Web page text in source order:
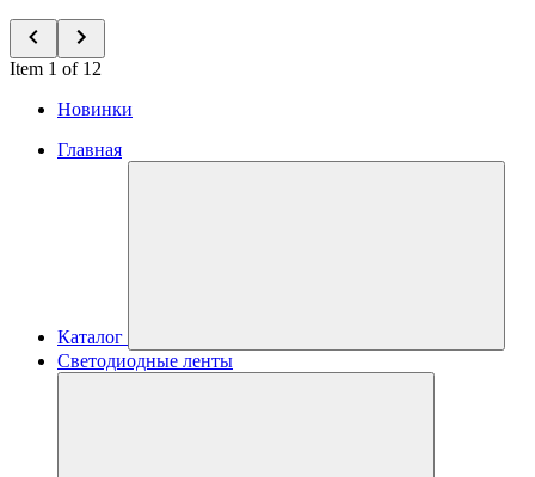
Item 1 of 12
Новинки
Главная
Каталог
Светодиодные ленты